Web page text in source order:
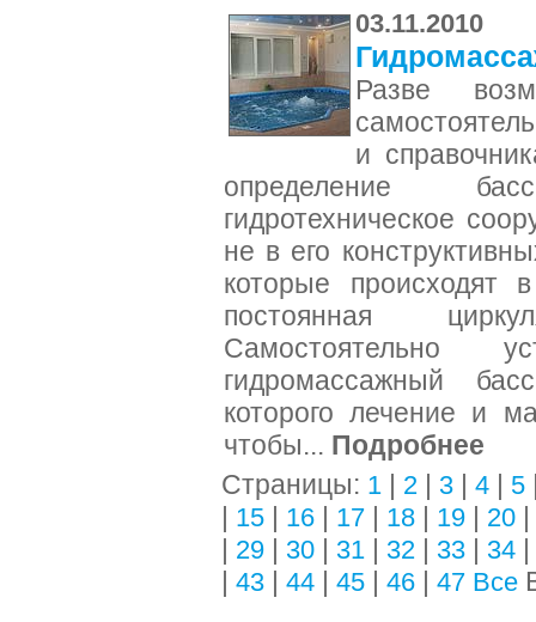
03.11.2010
Разве
и
определение
гидротехническое
не в его
которые происходят
постоянная
Самостоятельно
гидромассажный
которого лечение и
чтобы... Подробнее
Страницы: 1 | 2 | 3 | 4 | 5
| 15 | 16 | 17 | 18 | 19 | 20 |
| 29 | 30 | 31 | 32 | 33 | 34 |
| 43 | 44 | 45 | 46 | 47 Все